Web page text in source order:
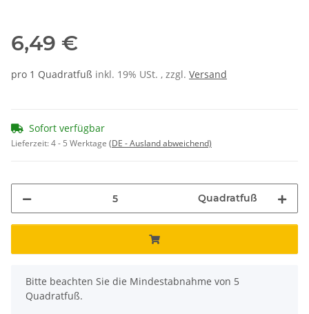
6,49 €
pro 1 Quadratfuß inkl. 19% USt. , zzgl. Versand
Sofort verfügbar
Lieferzeit:4 - 5 Werktage (DE - Ausland abweichend)
Quadratfuß
x
Bitte beachten Sie die Mindestabnahme von 5
Quadratfuß.